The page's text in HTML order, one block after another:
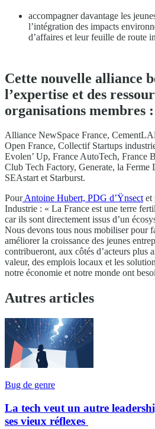
accompagner davantage les
l’intégration des impacts
d’affaires et leur feuille de route
Cette nouvelle alliance
l’expertise et des
organisations membres :
Alliance NewSpace France,
Open France, Collectif Startups
Evolen’ Up, France AutoTech, France
Club Tech Factory, Generate, la Ferme
SEAstart et Starburst.
PourAntoine Hubert, PDG d’Ÿnsectet
Industrie : « La France est une terre
car ils sont directement issus d’un
Nous devons tous nous mobiliser pour
améliorer la croissance des jeunes
contribueront, aux côtés d’acteurs plus
valeur, des emplois locaux et les
notre économie et notre monde ont
Autres articles
Bug de genre
La tech veut un autre
ses vieux réflexes